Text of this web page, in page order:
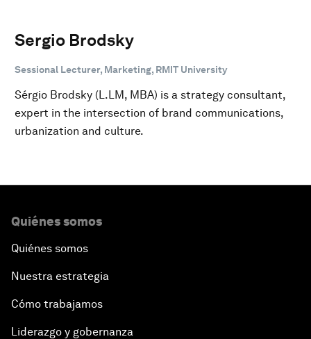
Sergio Brodsky
Sessional Lecturer, Marketing, RMIT University
Sérgio Brodsky (L.LM, MBA) is a strategy consultant,
expert in the intersection of brand communications,
urbanization and culture.
Quiénes somos
Quiénes somos
Nuestra estrategia
Cómo trabajamos
Liderazgo y gobernanza